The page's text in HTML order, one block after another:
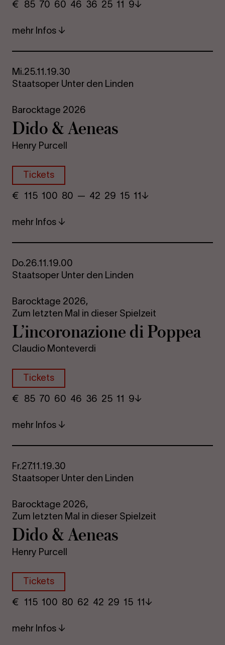
€ ​ 85 70 60​ 46 36 25​ 11 9
mehr Infos
Mi.25.11.19.30
Staatsoper Unter den Linden
Barocktage 2026
Dido & Ae­n­e­as
Henry Purcell
Tickets
€ ​ 115 100 80​ — 42 29​ 15 11
mehr Infos
Do.26.11.19.00
Staatsoper Unter den Linden
Barocktage 2026,
Zum letzten Mal in dieser Spielzeit
L’in­co­ro­na­zio­ne di Pop­pea
Claudio Monteverdi
Tickets
€ ​ 85 70 60​ 46 36 25​ 11 9
mehr Infos
Fr.27.11.19.30
Staatsoper Unter den Linden
Barocktage 2026,
Zum letzten Mal in dieser Spielzeit
Dido & Ae­n­e­as
Henry Purcell
Tickets
€ ​ 115 100 80​ 62 42 29​ 15 11
mehr Infos